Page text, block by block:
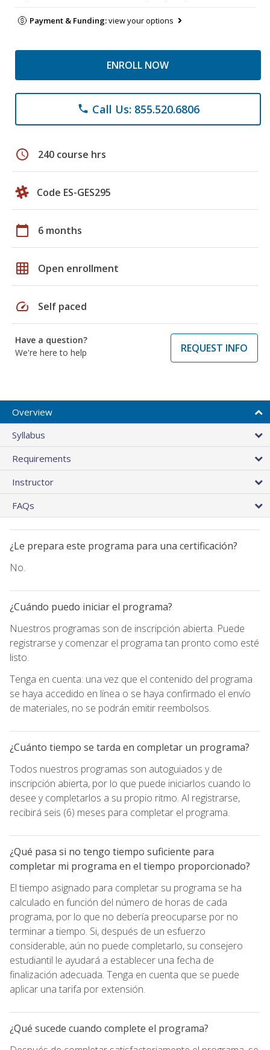
Payment & Funding:view your options
ENROLL NOW
phone Call Us: 855.520.6806
schedule 240 course hrs
Code ES-GES295
calendar_today 6 months
grid_on Open enrollment
speed Self paced
Have a question?
We're here to help
REQUEST INFO
Overview
Syllabus
Requirements
Instructor
FAQs
¿Le prepara este programa para una certificación?
No.
¿Cuándo puedo iniciar el programa?
Nuestros programas son de inscripción abierta. Puede
registrarse y comenzar el programa tan pronto como esté
listo.
Tenga en cuenta: una vez que el contenido del programa
se haya accedido en línea o se haya confirmado el envío
de materiales, no se podrán emitir reembolsos.
¿Cuánto tiempo se tarda en completar un programa?
Todos nuestros programas son autoguiados y de
inscripción abierta, por lo que puede iniciarlos cuando lo
desee y completarlos a su propio ritmo. Al registrarse,
recibirá seis (6) meses para completar el programa.
¿Qué pasa si no tengo tiempo suficiente para
completar mi programa en el tiempo proporcionado?
El tiempo asignado para completar su programa se ha
calculado en función del número de horas de cada
programa, por lo que no debería preocuparse por no
terminar a tiempo. Si, después de un esfuerzo
considerable, aún no puede completarlo, su consejero
estudiantil le ayudará a establecer una fecha de
finalización adecuada. Tenga en cuenta que se puede
aplicar una tarifa por extensión.
¿Qué sucede cuando complete el programa?